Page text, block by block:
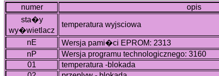
numer
opis
sta�y
wy�wietlacz
temperatura wyjsciowa
nE
Wersja pami�ci EPROM: 2313
nP
Wersja programu technologicznego: 3160
01
temperatura -blokada